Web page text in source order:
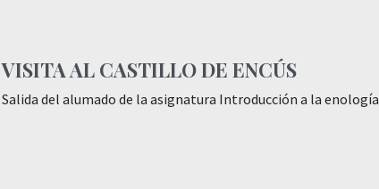
VISITA AL CASTILLO DE ENCÚS
Salida del alumado de la asignatura Introducción a la enología